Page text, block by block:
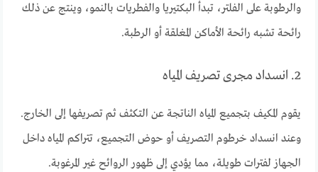
والرطوبة على الفلتر، تبدأ البكتيريا والفطريات بالنمو، وينتج عن ذلك
رائحة تشبه رائحة الأماكن المغلقة أو الرطبة.
2. انسداد مجرى تصريف المياه
يقوم المكيف بتجميع المياه الناتجة عن التكثف ثم تصريفها إلى الخارج.
وعند انسداد خرطوم التصريف أو حوض التجميع، تتراكم المياه داخل
الجهاز لفترات طويلة، مما يؤدي إلى ظهور الروائح غير المرغوبة.